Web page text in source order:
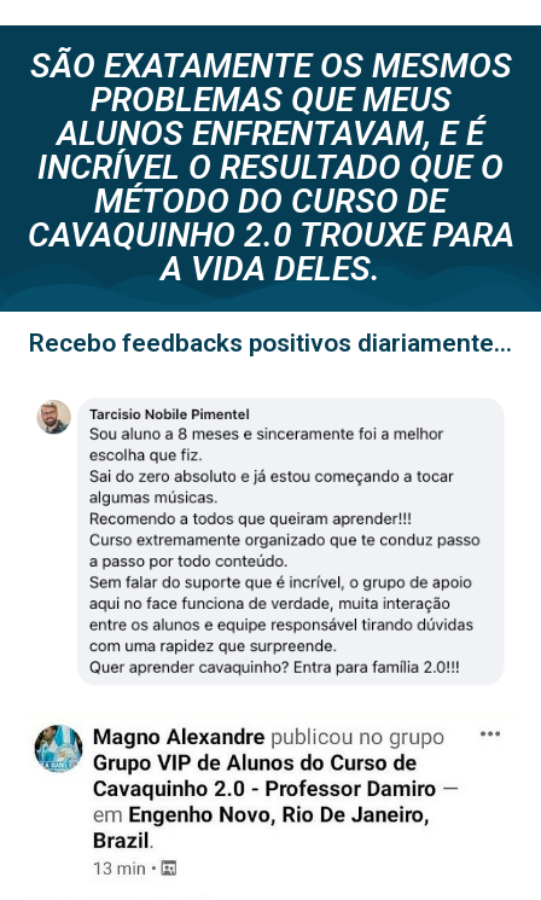
SÃO EXATAMENTE OS MESMOS
PROBLEMAS QUE MEUS
ALUNOS ENFRENTAVAM, E É
INCRÍVEL O RESULTADO QUE O
MÉTODO DO CURSO DE
CAVAQUINHO 2.0 TROUXE PARA
A VIDA DELES.
Recebo feedbacks positivos diariamente...